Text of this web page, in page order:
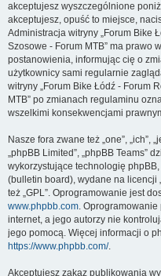
akceptujesz wyszczególnione
akceptujesz, opuść to miejsce,
Administracja witryny „Forum Bike
Szosowe - Forum MTB” ma prawo
postanowienia, informując cię o
użytkownicy sami regularnie
witryny „Forum Bike Łódź - Forum
MTB” po zmianach regulaminu
wszelkimi konsekwencjami
Nasze fora zwane też „one”, „ich”,
„phpBB Limited”, „phpBB Teams”
wykorzystujące technologię
(bulletin board), wydane na licencji
też „GPL”. Oprogramowanie jest
www.phpbb.com. Oprogramowanie
internet, a jego autorzy nie
jego pomocą. Więcej informacji o
https://www.phpbb.com/.
Akceptujesz zakaz publikowania